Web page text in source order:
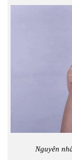
Nguyên